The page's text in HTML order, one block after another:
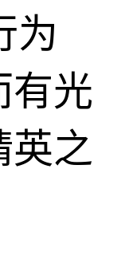
为
有光
英之